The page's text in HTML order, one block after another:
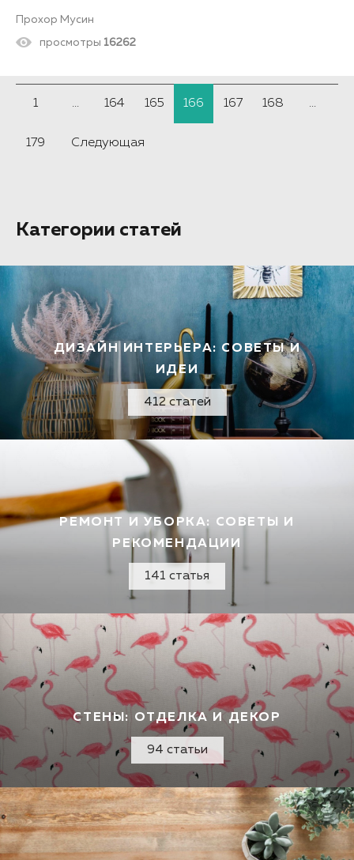
Прохор Мусин
просмотры 16262
1 ... 164 165 166 167 168 ...
179 Следующая
Категории статей
ДИЗАЙН ИНТЕРЬЕРА: СОВЕТЫ И
ИДЕИ
412 статей
РЕМОНТ И УБОРКА: СОВЕТЫ И
РЕКОМЕНДАЦИИ
141 статья
СТЕНЫ: ОТДЕЛКА И ДЕКОР
94 статьи